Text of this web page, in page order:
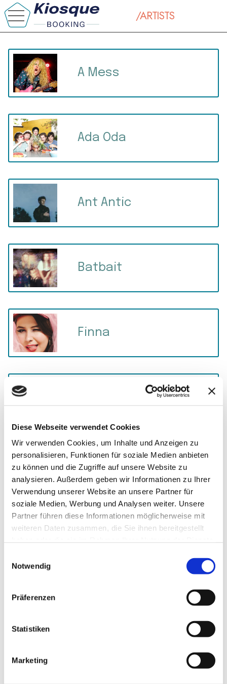
Diese Webseite verwendet Cookies
Wir verwenden Cookies, um Inhalte und Anzeigen zu
personalisieren, Funktionen für soziale Medien anbieten
zu können und die Zugriffe auf unsere Website zu
analysieren. Außerdem geben wir Informationen zu Ihrer
Verwendung unserer Website an unsere Partner für
soziale Medien, Werbung und Analysen weiter. Unsere
Partner führen diese Informationen möglicherweise mit
weiteren Daten zusammen, die Sie ihnen bereitgestellt
Notwendig
Präferenzen
Statistiken
Marketing
/ARTISTS
A Mess
Ada Oda
Ant Antic
Batbait
Finna
Get Jealous
Hi Mum
JNNRHNDRXX